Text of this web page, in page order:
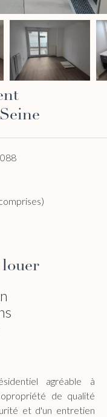
louer
agréable à
de qualité
et d'un entretien